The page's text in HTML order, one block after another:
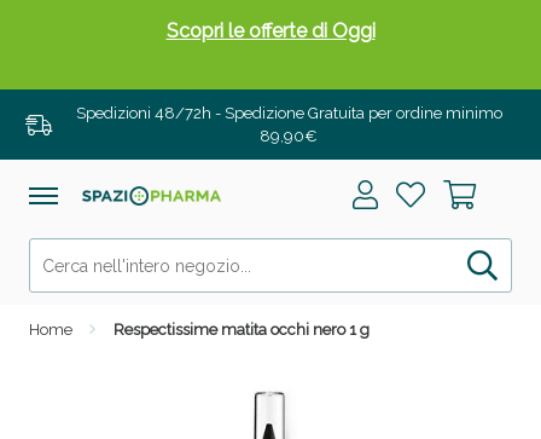
Spedizioni 48/72h - Spedizione Gratuita per ordine minimo
89,90€
Home Respectissime matita occhi nero 1 g
Scopri le offerte di Oggi